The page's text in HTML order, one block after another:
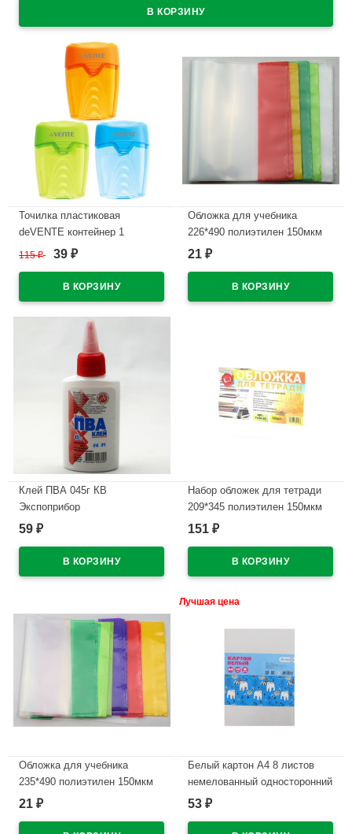
Точилка пластиковая
deVENTE контейнер 1
отверстие, арт.4071604 (Ст.24)
115₽ 39 ₽
Обложка для учебника
226*490 полиэтилен 150мкм
универсальная М арт У 226
21 ₽
Клей ПВА 045г КВ
Экспоприбор
В наличии
59 ₽
Набор обложек для тетради
209*345 полиэтилен 150мкм
10 штук в наборе арт Т150-10
151 ₽
Обложка для учебника
235*490 полиэтилен 150мкм
универсальная М арт У 235
21 ₽
Лучшая цена
Белый картон А4 8 листов
немелованный односторонний
Attomex 190г/м арт 8040788
53 ₽